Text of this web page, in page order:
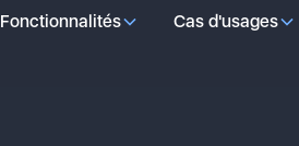
Fonctionnalités Cas d'usages